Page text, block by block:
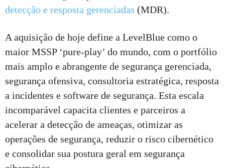
detecção e resposta gerenciadas (MDR).
A aquisição de hoje define a LevelBlue como o
maior MSSP ‘pure-play’ do mundo, com o portfólio
mais amplo e abrangente de segurança gerenciada,
segurança ofensiva, consultoria estratégica, resposta
a incidentes e software de segurança. Esta escala
incomparável capacita clientes e parceiros a
acelerar a detecção de ameaças, otimizar as
operações de segurança, reduzir o risco cibernético
e consolidar sua postura geral em segurança